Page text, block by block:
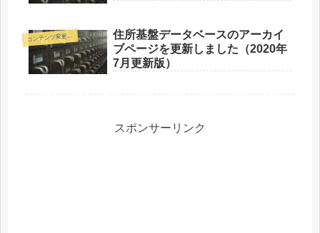
コ
ンテンツ変更情報
住所基盤データベースのアーカイ
ブページを更新しました（2020年
7月更新版）
スポンサーリンク